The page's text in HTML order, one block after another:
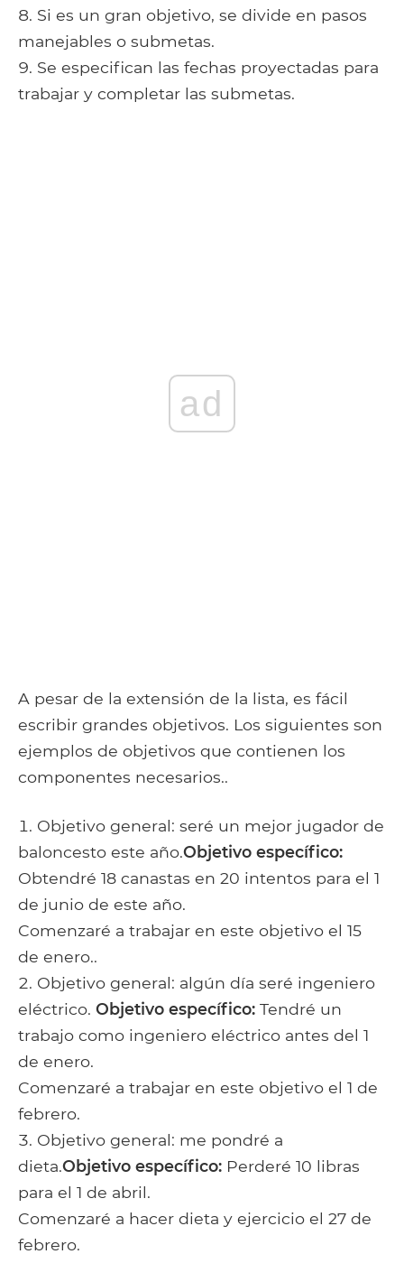
Si es un gran objetivo, se divide en pasos
manejables o submetas.
Se especifican las fechas proyectadas para
trabajar y completar las submetas.
ad
A pesar de la extensión de la lista, es fácil
escribir grandes objetivos. Los siguientes son
ejemplos de objetivos que contienen los
componentes necesarios..
Objetivo general: seré un mejor jugador de
baloncesto este año.Objetivo específico:
Obtendré 18 canastas en 20 intentos para el 1
de junio de este año.
Comenzaré a trabajar en este objetivo el 15
de enero..
Objetivo general: algún día seré ingeniero
eléctrico. Objetivo específico: Tendré un
trabajo como ingeniero eléctrico antes del 1
de enero.
Comenzaré a trabajar en este objetivo el 1 de
febrero.
Objetivo general: me pondré a
dieta.Objetivo específico: Perderé 10 libras
para el 1 de abril.
Comenzaré a hacer dieta y ejercicio el 27 de
febrero.